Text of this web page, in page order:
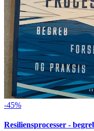
-45%
Resiliensprocesser -